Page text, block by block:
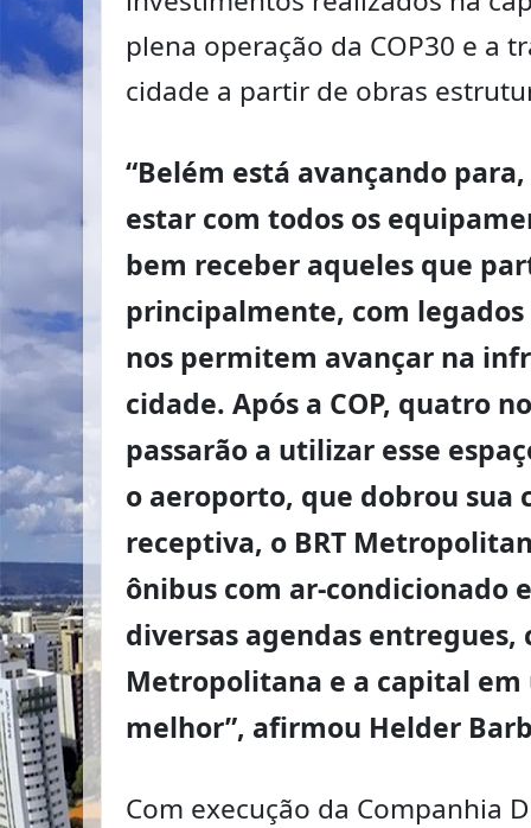
plena operação da COP30 e a
cidade a partir de obras
“Belém está avançando
estar com todos os
bem receber aqueles que
principalmente, com
nos permitem avançar na
cidade. Após a COP, quatro
passarão a utilizar esse
o aeroporto, que dobrou sua
receptiva, o BRT
ônibus com ar-condicionado
diversas agendas entregues,
Metropolitana e a capital
melhor”, afirmou Helder
Com execução da Companhia